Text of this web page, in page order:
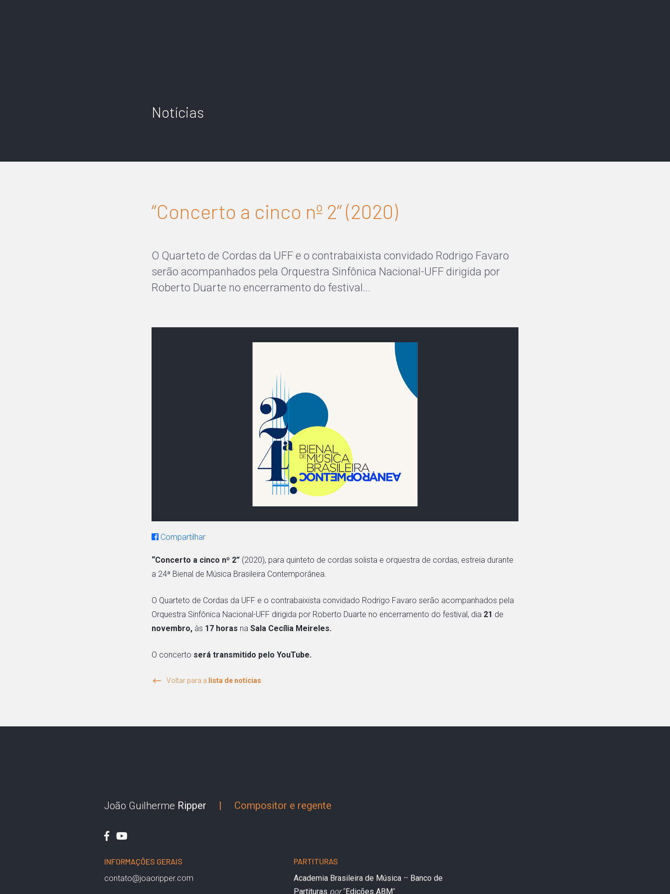
Notícias
“Concerto a cinco nº 2” (2020)
O Quarteto de Cordas da UFF e o contrabaixista convidado Rodrigo Favaro
serão acompanhados pela Orquestra Sinfônica Nacional-UFF dirigida por
Roberto Duarte no encerramento do festival...
Compartilhar
“Concerto a cinco nº 2” (2020), para quinteto de cordas solista e orquestra de cordas, estreia durante
a 24ª Bienal de Música Brasileira Contemporânea.
O Quarteto de Cordas da UFF e o contrabaixista convidado Rodrigo Favaro serão acompanhados pela
Orquestra Sinfônica Nacional-UFF dirigida por Roberto Duarte no encerramento do festival, dia 21 de
novembro, às 17 horas na Sala Cecília Meireles.
O concerto será transmitido pelo YouTube.
Voltar para a lista de notícias
João Guilherme Ripper | Compositor e regente
INFORMAÇÕES GERAIS
contato@joaoripper.com
PARTITURAS
Academia Brasileira de Música – Banco de
Partituras por“Edições ABM”